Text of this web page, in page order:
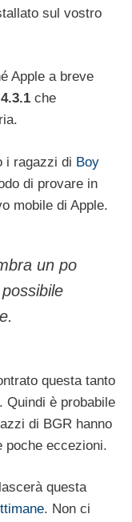
sul vostro
Apple a breve
4.3.1 che
i ragazzi di Boy
di provare in
mobile di Apple.
un po
questa tanto
Quindi è probabile
di BGR hanno
poche eccezioni.
questa
. Non ci